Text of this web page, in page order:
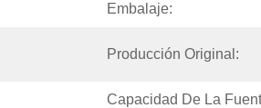
Embalaje:
Producción Original:
Capacidad De La